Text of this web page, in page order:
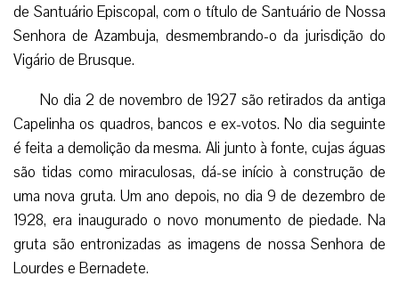
de Santuário Episcopal, com o título de Santuário de Nossa
Senhora de Azambuja, desmembrando-o da jurisdição do
Vigário de Brusque.
No dia 2 de novembro de 1927 são retirados da antiga
Capelinha os quadros, bancos e ex-votos. No dia seguinte
é feita a demolição da mesma. Ali junto à fonte, cujas águas
são tidas como miraculosas, dá-se início à construção de
uma nova gruta. Um ano depois, no dia 9 de dezembro de
1928, era inaugurado o novo monumento de piedade. Na
gruta são entronizadas as imagens de nossa Senhora de
Lourdes e Bernadete.